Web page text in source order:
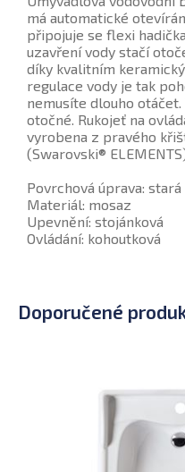
má automatické
připojuje se flexi
uzavření vody stačí
díky kvalitním
regulace vody je tak
nemusíte dlouho
otočné. Rukojeť na
vyrobena z pravého
(Swarovski®
Povrchová úprava:
Materiál: mosaz
Upevnění: stojánková
Ovládání: kohoutková
Doporučené